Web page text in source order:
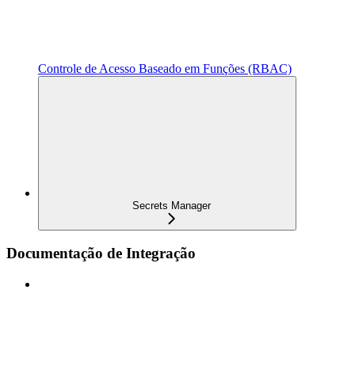
Controle de Acesso Baseado em Funções (RBAC)
Secrets Manager
Documentação de Integração